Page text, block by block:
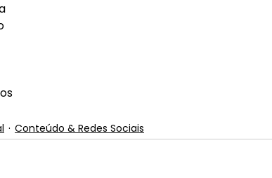
Conteúdo & Redes Sociais